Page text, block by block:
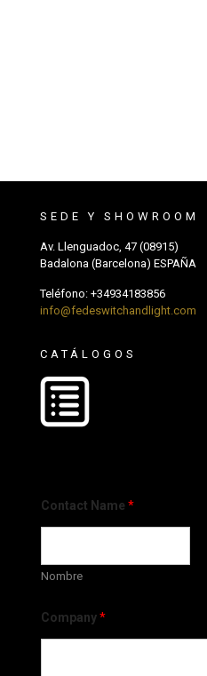
SEDE Y SHOWROOM
Av. Llenguadoc, 47 (08915)
Badalona (Barcelona) ESPAÑA
Teléfono: +34934183856
info@fedeswitchandlight.com
CATÁLOGOS
Contact Name *
Nombre
Company*